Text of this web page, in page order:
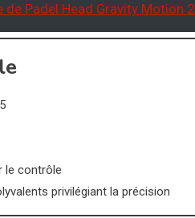
de Padel Head Gravity Motion
le contrôle
privilégiant la précision